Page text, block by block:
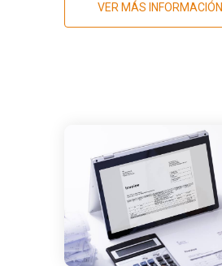
VER MÁS INFORMACIÓN